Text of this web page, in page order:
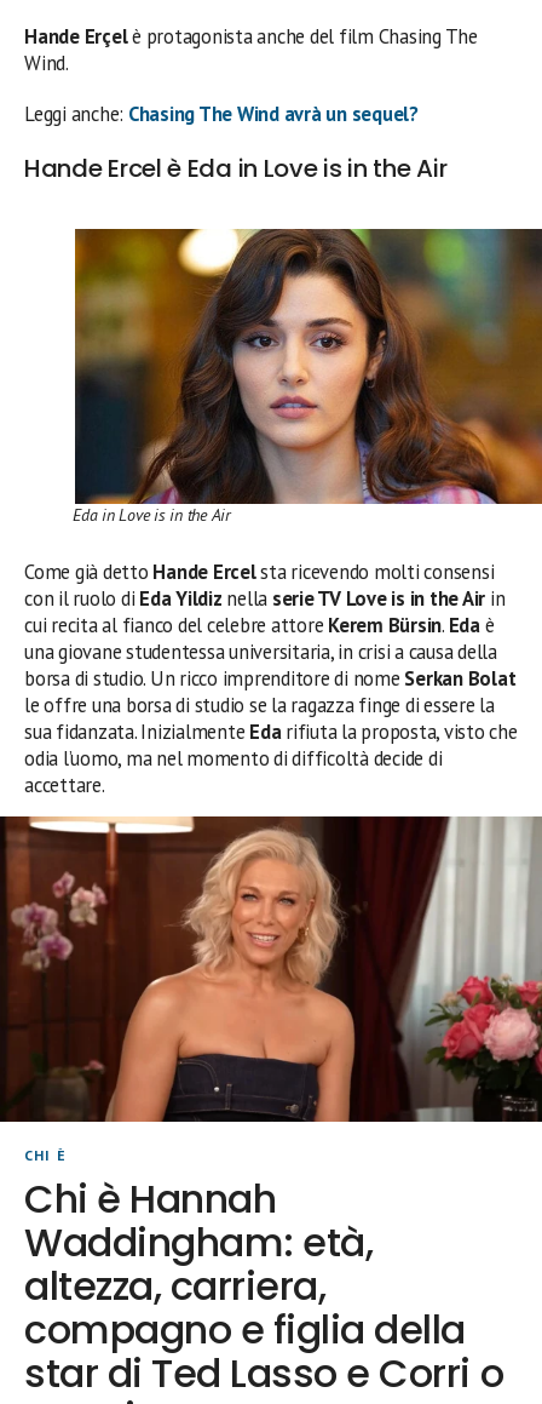
Hande Erçelè protagonista anche del film Chasing The
Wind.
Leggi anche: Chasing The Wind avrà un sequel?
Hande Ercel è Eda in Love is in the Air
Eda in Love is in the Air
Come già detto Hande Ercelsta ricevendo molti consensi
con il ruolo di Eda Yildiz nella serie TV Love is in the Air in
cui recita al fianco del celebre attore Kerem Bürsin. Edaè
una giovane studentessa universitaria, in crisi a causa della
borsa di studio. Un ricco imprenditore di nome Serkan Bolat
le offre una borsa di studio se la ragazza finge di essere la
sua fidanzata. Inizialmente Edarifiuta la proposta, visto che
odia l’uomo, ma nel momento di difficoltà decide di
accettare.
CHI È
Chi è Hannah
Waddingham: età,
altezza, carriera,
compagno e figlia della
star di Ted Lasso e Corri o